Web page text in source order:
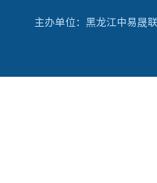
主办单位：黑龙江中易晟